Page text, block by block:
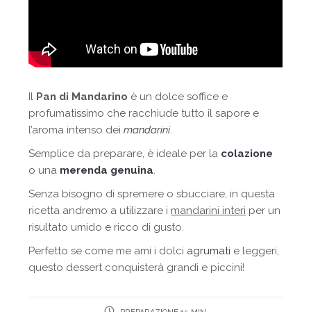
Il Pan di Mandarino è un dolce soffice e
profumatissimo che racchiude tutto il sapore e
l’aroma intenso deimandarini.
Semplice da preparare, è ideale per la colazione
o una merenda genuina.
Senza bisogno di spremere o sbucciare, in questa
ricetta andremo a utilizzare i mandarini interi per un
risultato umido e ricco di gusto.
Perfetto se come me ami i dolci agrumati e leggeri,
questo dessert conquisterà grandi e piccini!